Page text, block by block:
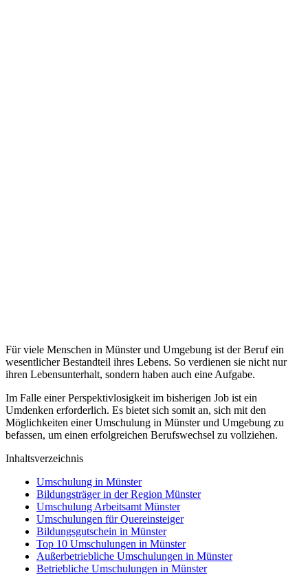
Für viele Menschen in Münster und Umgebung ist der Beruf ein
wesentlicher Bestandteil ihres Lebens. So verdienen sie nicht nur
ihren Lebensunterhalt, sondern haben auch eine Aufgabe.
Im Falle einer Perspektivlosigkeit im bisherigen Job ist ein
Umdenken erforderlich. Es bietet sich somit an, sich mit den
Möglichkeiten einer Umschulung in Münster und Umgebung zu
befassen, um einen erfolgreichen Berufswechsel zu vollziehen.
Inhaltsverzeichnis
Umschulung in Münster
Bildungsträger in der Region Münster
Umschulung Arbeitsamt Münster
Umschulungen für Quereinsteiger
Bildungsgutschein in Münster
Top 10 Umschulungen in Münster
Außerbetriebliche Umschulungen in Münster
Betriebliche Umschulungen in Münster